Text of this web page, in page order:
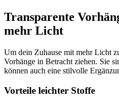
Transparente
mehr Licht
Um dein Zuhause mit mehr Licht
Vorhänge in Betracht ziehen. Sie
können auch eine stilvolle
Vorteile leichter Stoffe